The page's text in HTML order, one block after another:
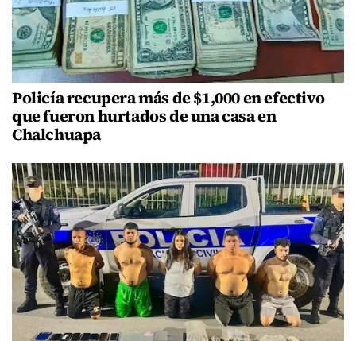
Policía recupera más de $1,000 en efectivo
que fueron hurtados de una casa en
Chalchuapa